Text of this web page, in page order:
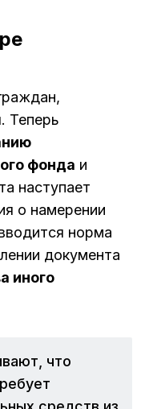
Теперь
фонда и
наступает
о намерении
норма
документа
иного
что